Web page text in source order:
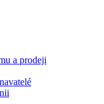
a prodeji